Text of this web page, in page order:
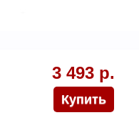
3 493 р.